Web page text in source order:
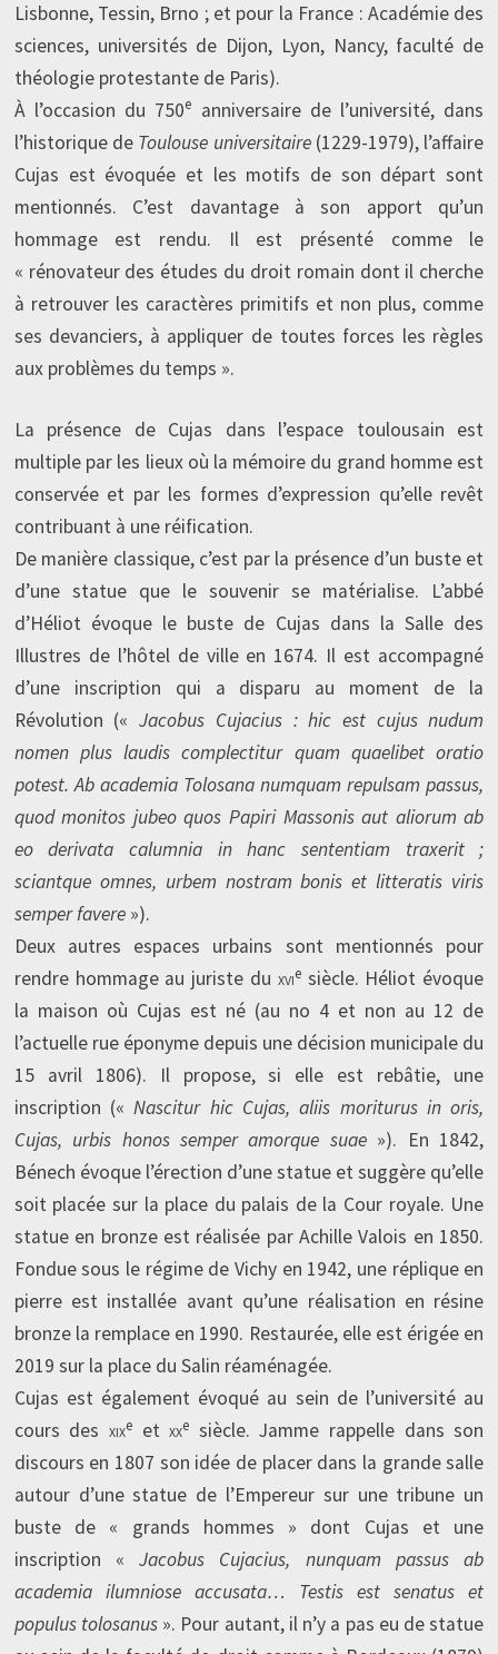
Lisbonne, Tessin, Brno ; et pour la France : Académie des
sciences, universités de Dijon, Lyon, Nancy, faculté de
théologie protestante de Paris).
À l’occasion du 750e anniversaire de l’université, dans
l’historique de Toulouse universitaire(1229-1979), l’affaire
Cujas est évoquée et les motifs de son départ sont
mentionnés. C’est davantage à son apport qu’un
hommage est rendu. Il est présenté comme le
« rénovateur des études du droit romain dont il cherche
à retrouver les caractères primitifs et non plus, comme
ses devanciers, à appliquer de toutes forces les règles
aux problèmes du temps ».
La présence de Cujas dans l’espace toulousain est
multiple par les lieux où la mémoire du grand homme est
conservée et par les formes d’expression qu’elle revêt
contribuant à une réification.
De manière classique, c’est par la présence d’un buste et
d’une statue que le souvenir se matérialise. L’abbé
d’Héliot évoque le buste de Cujas dans la Salle des
Illustres de l’hôtel de ville en 1674. Il est accompagné
d’une inscription qui a disparu au moment de la
Révolution («Jacobus Cujacius : hic est cujus nudum
nomen plus laudis complectitur quam quaelibet oratio
potest. Ab academia Tolosana numquam repulsam passus,
quod monitos jubeo quos Papiri Massonis aut aliorum ab
eo derivata calumnia in hanc sententiam traxerit ;
sciantque omnes, urbem nostram bonis et litteratis viris
semper favere»).
Deux autres espaces urbains sont mentionnés pour
rendre hommage au juriste du xviesiècle. Héliot évoque
la maison où Cujas est né (au no 4 et non au 12 de
l’actuelle rue éponyme depuis une décision municipale du
15 avril 1806). Il propose, si elle est rebâtie, une
inscription («Nascitur hic Cujas, aliis moriturus in oris,
Cujas, urbis honos semper amorque suae»). En 1842,
Bénech évoque l’érection d’une statue et suggère qu’elle
soit placée sur la place du palais de la Cour royale. Une
statue en bronze est réalisée par Achille Valois en 1850.
Fondue sous le régime de Vichy en 1942, une réplique en
pierre est installée avant qu’une réalisation en résine
bronze la remplace en 1990. Restaurée, elle est érigée en
2019 sur la place du Salin réaménagée.
Cujas est également évoqué au sein de l’université au
cours des xixe etxxe siècle. Jamme rappelle dans son
discours en 1807 son idée de placer dans la grande salle
autour d’une statue de l’Empereur sur une tribune un
buste de « grands hommes » dont Cujas et une
inscription «Jacobus Cujacius, nunquam passus ab
academia ilumniose accusata… Testis est senatus et
populus tolosanus ». Pour autant, il n’y a pas eu de statue